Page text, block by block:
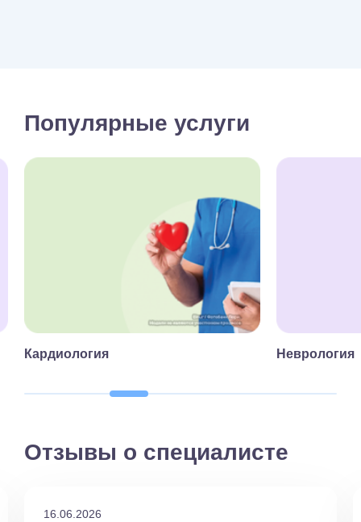
Популярные услуги
Кардиология Неврология
Отзывы о специалисте
16.06.2026